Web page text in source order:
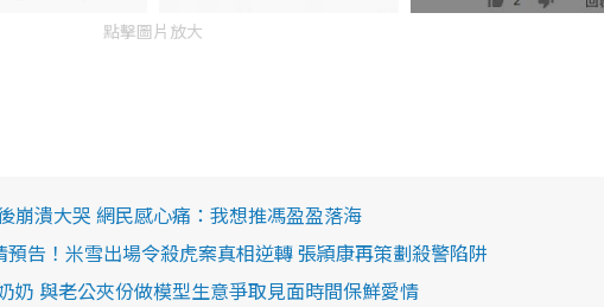
點擊圖片放大
崩潰大哭 網民感心痛：我想推馮盈盈落海
預告！米雪出場令殺虎案真相逆轉 張頴康再策劃殺警陷阱
奶 與老公夾份做模型生意爭取見面時間保鮮愛情